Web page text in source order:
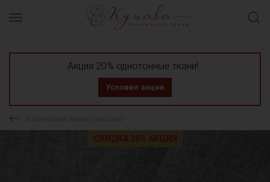
Акция 20% однотонные ткани!
Условия акции
Хлопковые ткани (хлопок)